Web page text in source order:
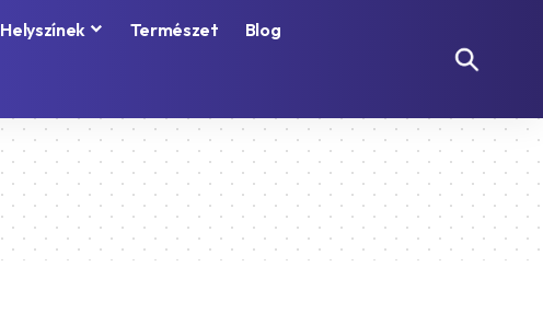
Helyszínek Természet Blog